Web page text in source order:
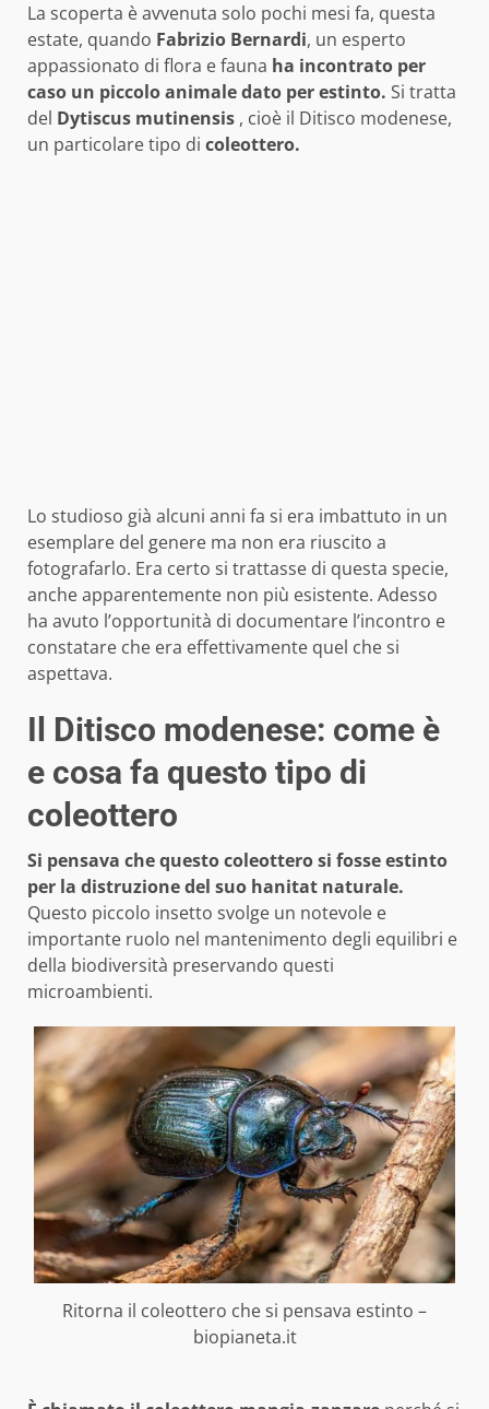
La scoperta è avvenuta solo pochi mesi fa, questa
estate, quando Fabrizio Bernardi, un esperto
appassionato di flora e fauna ha incontrato per
caso un piccolo animale dato per estinto. Si tratta
del Dytiscus mutinensis , cioè il Ditisco modenese,
un particolare tipo di coleottero.
Lo studioso già alcuni anni fa si era imbattuto in un
esemplare del genere ma non era riuscito a
fotografarlo. Era certo si trattasse di questa specie,
anche apparentemente non più esistente. Adesso
ha avuto l’opportunità di documentare l’incontro e
constatare che era effettivamente quel che si
aspettava.
Il Ditisco modenese: come è
e cosa fa questo tipo di
coleottero
Si pensava che questo coleottero si fosse estinto
per la distruzione del suo hanitat naturale.
Questo piccolo insetto svolge un notevole e
importante ruolo nel mantenimento degli equilibri e
della biodiversità preservando questi
microambienti.
Ritorna il coleottero che si pensava estinto –
biopianeta.it